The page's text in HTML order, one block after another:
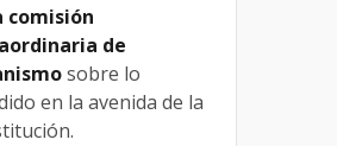
comisión
de
sobre lo
en la avenida de la